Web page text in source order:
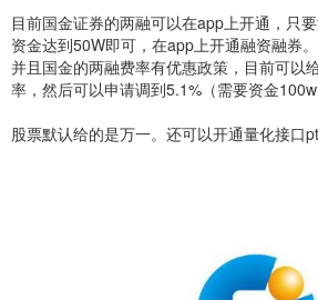
目前国金证券的两融可以在app上开通，只
资金达到50W即可，在app上开通融资融券。
并且国金的两融费率有优惠政策，目前可以
率，然后可以申请调到5.1%（需要资金100w
股票默认给的是万一。还可以开通量化接口